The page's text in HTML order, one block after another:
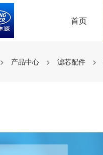
首页
> 产品中心 > 滤芯配件 >